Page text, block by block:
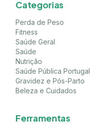
Categorias
Perda de Peso
Fitness
Saúde Geral
Saúde
Nutrição
Saúde Pública Portugal
Gravidez e Pós-Parto
Beleza e Cuidados
Ferramentas